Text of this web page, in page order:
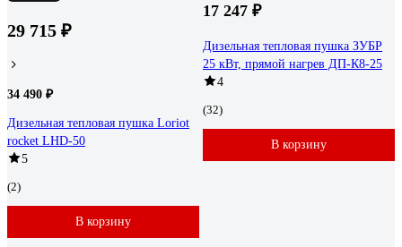
29 715 ₽
34 490 ₽
Дизельная тепловая пушка Loriot
rocket LHD-50
5
(2)
В корзину
17 247 ₽
Дизельная тепловая пушка ЗУБР
25 кВт, прямой нагрев ДП-К8-25
4
(32)
В корзину